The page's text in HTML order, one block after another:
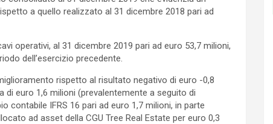
a quello realizzato al 31 dicembre 2018 pari ad
operativi, al 31 dicembre 2019 pari ad euro 53,7 milioni,
dell’esercizio precedente.
rispetto al risultato negativo di euro -0,8
euro 1,6 milioni (prevalentemente a seguito di
contabile IFRS 16 pari ad euro 1,7 milioni, in parte
ad asset della CGU Tree Real Estate per euro 0,3